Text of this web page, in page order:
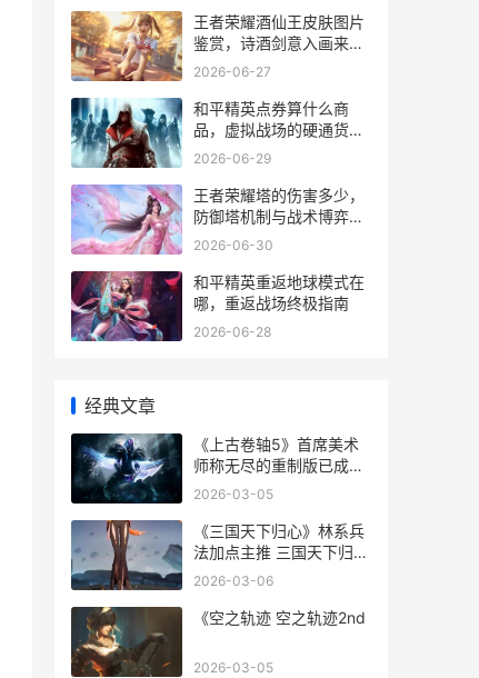
王者荣耀酒仙王皮肤图片
鉴赏，诗酒剑意入画来，
一副标题为水墨江湖的逍
2026-06-27
和平精英点券算什么商
品，虚拟战场的硬通货与
情感纽带
2026-06-29
王者荣耀塔的伤害多少，
防御塔机制与战术博弈全
解析副标题
2026-06-30
和平精英重返地球模式在
哪，重返战场终极指南
2026-06-28
经典文章
《上古卷轴5》首席美术
师称无尽的重制版已成热
梗 上古卷轴5炼金配方
2026-03-05
《三国天下归心》林系兵
法加点主推 三国天下归心
公测时间
2026-03-06
《空之轨迹 空之轨迹2nd
2026-03-05